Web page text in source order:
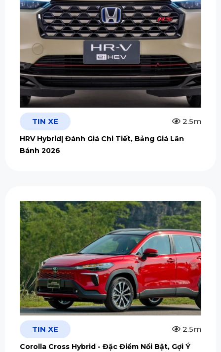
TIN XE 2.5m
HRV Hybrid| Đánh Giá Chi Tiết, Bảng Giá Lăn
Bánh 2026
TIN XE 2.5m
Corolla Cross Hybrid - Đặc Điểm Nổi Bật, Gợi Ý